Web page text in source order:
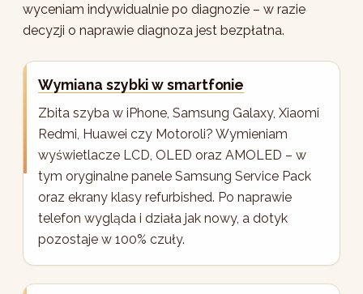
wyceniam indywidualnie po diagnozie – w razie
decyzji o naprawie diagnoza jest bezpłatna.
Wymiana szybki w smartfonie
Zbita szyba w iPhone, Samsung Galaxy, Xiaomi
Redmi, Huawei czy Motoroli? Wymieniam
wyświetlacze LCD, OLED oraz AMOLED – w
tym oryginalne panele Samsung Service Pack
oraz ekrany klasy refurbished. Po naprawie
telefon wygląda i działa jak nowy, a dotyk
pozostaje w 100% czuły.